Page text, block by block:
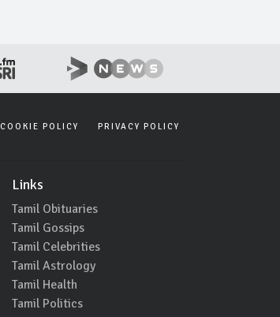
COOKIE POLICY PRIVACY POLICY
Links
Tamil Obituaries
Tamil Gossips
Tamil Celebrities
Tamil Astrology
Tamil Health
Tamil Politics